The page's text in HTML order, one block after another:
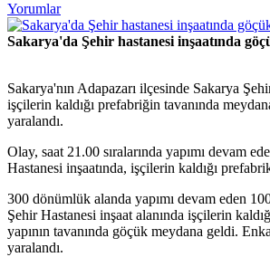
Yorumlar
Sakarya'da Şehir hastanesi inşaatında
Sakarya'nın Adapazarı ilçesinde Sakarya
işçilerin kaldığı prefabriğin tavanında
yaralandı.
Olay, saat 21.00 sıralarında yapımı devam
Hastanesi inşaatında, işçilerin kaldığı
300 dönümlük alanda yapımı devam eden
Şehir Hastanesi inşaat alanında işçilerin
yapının tavanında göçük meydana geldi.
yaralandı.